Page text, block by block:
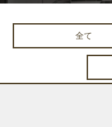
全て